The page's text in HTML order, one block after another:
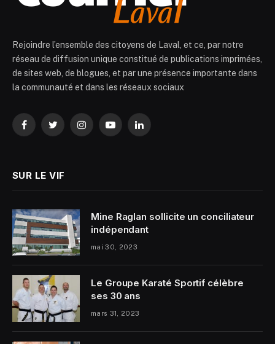
Rejoindre l’ensemble des citoyens de Laval, et ce, par notre
réseau de diffusion unique constitué de publications imprimées,
de sites web, de blogues, et par une présence importante dans
la communauté et dans les réseaux sociaux
FacebookTwitterInstagramYouTubeLinkedIn
SUR LE VIF
Mine Raglan sollicite un conciliateur
indépendant
mai 30, 2023
Le Groupe Karaté Sportif célèbre
ses 30 ans
mars 31, 2023